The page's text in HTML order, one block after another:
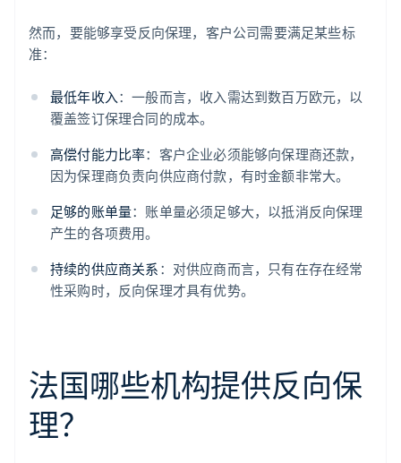
然而，要能够享受反向保理，客户公司需要满足某些标
准：
最低年收入：一般而言，收入需达到数百万欧元，以
覆盖签订保理合同的成本。
高偿付能力比率：客户企业必须能够向保理商还款，
因为保理商负责向供应商付款，有时金额非常大。
足够的账单量：账单量必须足够大，以抵消反向保理
产生的各项费用。
持续的供应商关系 ：对供应商而言，只有在存在经常
性采购时，反向保理才具有优势。
法国哪些机构提供反向保
理？